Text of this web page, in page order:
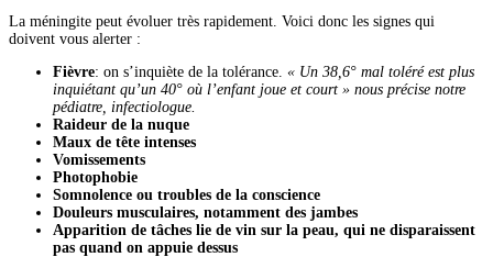
La méningite peut évoluer très rapidement. Voici donc les signes qui
doivent vous alerter :
Fièvre: on s’inquiète de la tolérance. « Un 38,6° mal toléré est plus
inquiétant qu’un 40° où l’enfant joue et court » nous précise notre
pédiatre, infectiologue.
Raideur de la nuque
Maux de tête intenses
Vomissements
Photophobie
Somnolence ou troubles de la conscience
Douleurs musculaires, notamment des jambes
Apparition de tâches lie de vin sur la peau, qui ne disparaissent
pas quand on appuie dessus